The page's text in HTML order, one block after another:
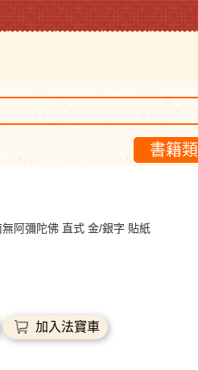
書籍類
阿彌陀佛 直式 金/銀字 貼紙
加入法寶車